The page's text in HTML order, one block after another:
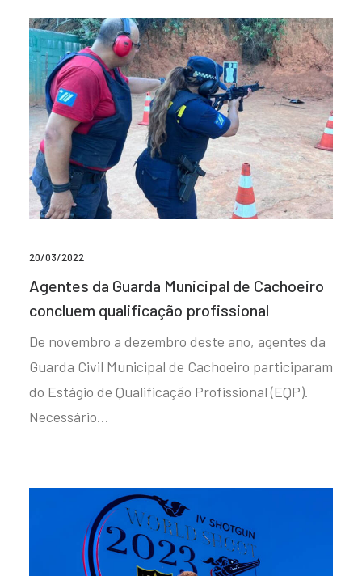
20/03/2022
Agentes da Guarda Municipal de Cachoeiro
concluem qualificação profissional
De novembro a dezembro deste ano, agentes da
Guarda Civil Municipal de Cachoeiro participaram
do Estágio de Qualificação Profissional (EQP).
Necessário…